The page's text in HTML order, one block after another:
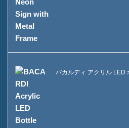
バカルディ アクリル LED